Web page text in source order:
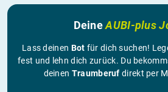
DeineAUBI-plus
Lass deinen Bot für dich suchen!
fest und lehn dich zurück. Du
deinen Traumberuf direkt per